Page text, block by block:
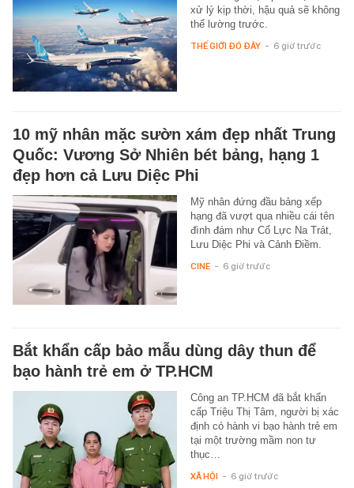
xử lý kịp thời, hậu quả sẽ không
thể lường trước.
THẾ GIỚI ĐÓ ĐÂY - 6 giờ trước
10 mỹ nhân mặc sườn xám đẹp nhất Trung
Quốc: Vương Sở Nhiên bét bảng, hạng 1
đẹp hơn cả Lưu Diệc Phi
Mỹ nhân đứng đầu bảng xếp
hạng đã vượt qua nhiều cái tên
đình đám như Cổ Lực Na Trát,
Lưu Diệc Phi và Cảnh Điềm.
CINE - 6 giờ trước
Bắt khẩn cấp bảo mẫu dùng dây thun để
bạo hành trẻ em ở TP.HCM
Công an TP.HCM đã bắt khẩn
cấp Triệu Thị Tâm, người bị xác
định có hành vi bạo hành trẻ em
tại một trường mầm non tư
thục…
XÃ HỘI - 6 giờ trước